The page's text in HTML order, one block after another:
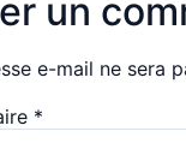
un
e-mail ne sera
*